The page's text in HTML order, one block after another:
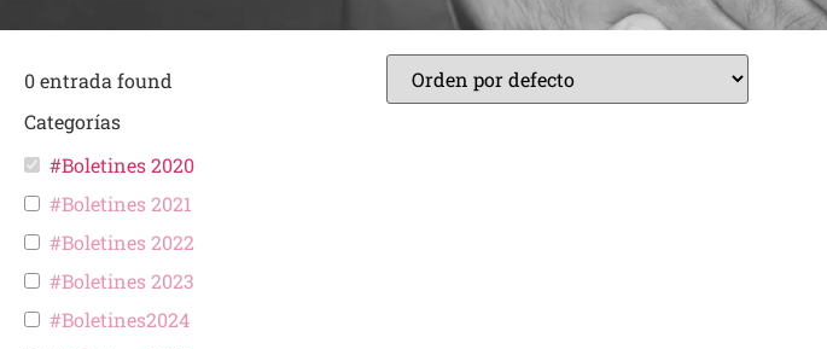
0entrada found
Categorías
#Boletines 2020
#Boletines 2021
#Boletines 2022
#Boletines 2023
#Boletines2024